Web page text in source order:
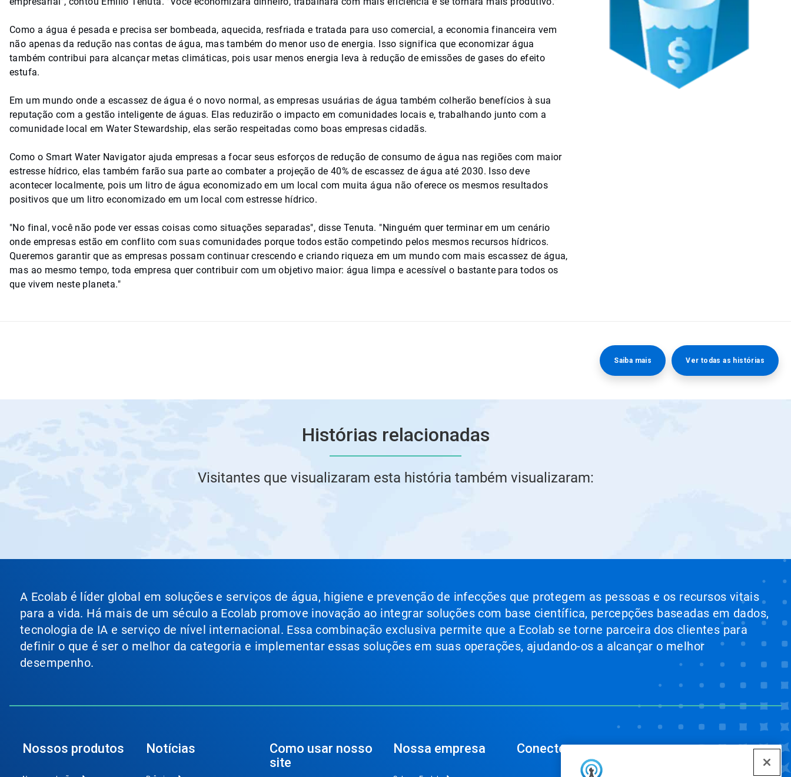
Como a água é pesada e precisa ser bombeada, aquecida, resfriada e tratada para uso comercial, a economia financeira vem
não apenas da redução nas contas de água, mas também do menor uso de energia. Isso significa que economizar água
também contribui para alcançar metas climáticas, pois usar menos energia leva à redução de emissões de gases do efeito
estufa.
Em um mundo onde a escassez de água é o novo normal, as empresas usuárias de água também colherão benefícios à sua
reputação com a gestão inteligente de águas. Elas reduzirão o impacto em comunidades locais e, trabalhando junto com a
comunidade local em Water Stewardship, elas serão respeitadas como boas empresas cidadãs.
Como o Smart Water Navigator ajuda empresas a focar seus esforços de redução de consumo de água nas regiões com maior
estresse hídrico, elas também farão sua parte ao combater a projeção de 40% de escassez de água até 2030. Isso deve
acontecer localmente, pois um litro de água economizado em um local com muita água não oferece os mesmos resultados
positivos que um litro economizado em um local com estresse hídrico.
"No final, você não pode ver essas coisas como situações separadas", disse Tenuta. "Ninguém quer terminar em um cenário
onde empresas estão em conflito com suas comunidades porque todos estão competindo pelos mesmos recursos hídricos.
Queremos garantir que as empresas possam continuar crescendo e criando riqueza em um mundo com mais escassez de água,
mas ao mesmo tempo, toda empresa quer contribuir com um objetivo maior: água limpa e acessível o bastante para todos os
que vivem neste planeta."
Saiba mais Ver todas as histórias
Histórias relacionadas
Visitantes que visualizaram esta história também visualizaram:
A Ecolab é líder global em soluções e serviços de água, higiene e prevenção de infecções que protegem as pessoas e os recursos vitais
para a vida. Há mais de um século a Ecolab promove inovação ao integrar soluções com base científica, percepções baseadas em dados,
tecnologia de IA e serviço de nível internacional. Essa combinação exclusiva permite que a Ecolab se torne parceira dos clientes para
definir o que é ser o melhor da categoria e implementar essas soluções em suas operações, ajudando-os a alcançar o melhor
desempenho.
Nossos produtos Notícias
Como usar nosso
site
Nossa empresa Conecte-se